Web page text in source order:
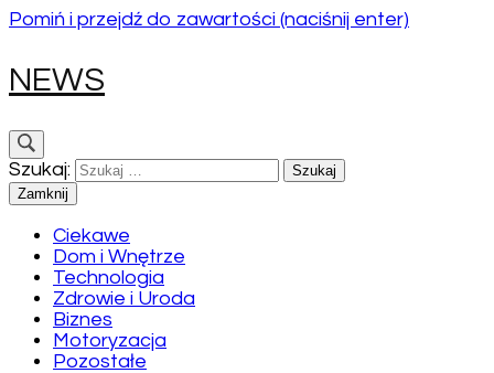
Pomiń i przejdź do zawartości (naciśnij enter)
NEWS
Szukaj:
Zamknij
Ciekawe
Dom i Wnętrze
Technologia
Zdrowie i Uroda
Biznes
Motoryzacja
Pozostałe